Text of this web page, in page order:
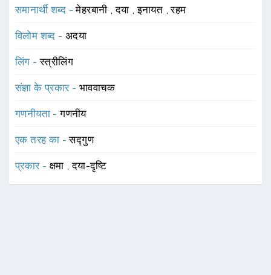
समानार्थी शब्द -मेहरबानी ,दया ,इनायत ,रहम
विलोम शब्द - अदया
लिंग -स्त्रीलिंग
संज्ञा के प्रकार - भाववाचक
गणनीयता -गणनीय
एक तरह का -सद्गुण
प्रकार - क्षमा ,दया-दृष्टि